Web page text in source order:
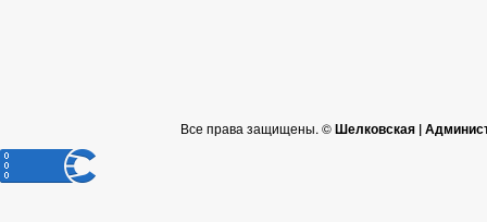
Все права защищены. ©Шелковская |